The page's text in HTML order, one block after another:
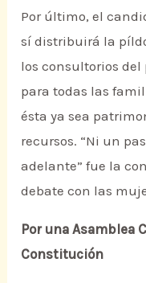
Por último, el
sí distribuirá la
los consultorios
para todas las
ésta ya sea
recursos. “Ni un
adelante” fue la
debate con las
Por una Asamblea
Constitución